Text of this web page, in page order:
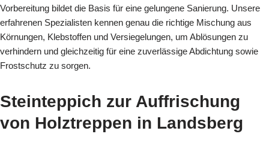
Vorbereitung bildet die Basis für eine gelungene Sanierung. Unsere
erfahrenen Spezialisten kennen genau die richtige Mischung aus
Körnungen, Klebstoffen und Versiegelungen, um Ablösungen zu
verhindern und gleichzeitig für eine zuverlässige Abdichtung sowie
Frostschutz zu sorgen.
Steinteppich zur Auffrischung
von Holztreppen in Landsberg